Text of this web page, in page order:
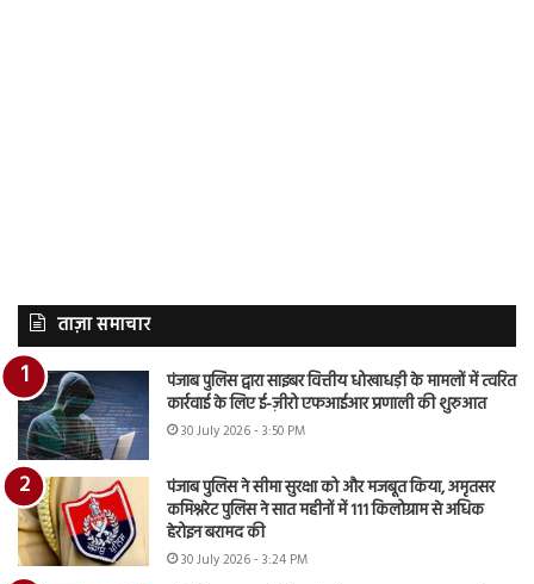
ताज़ा समाचार
पंजाब पुलिस द्वारा साइबर वित्तीय धोखाधड़ी के मामलों में त्वरित
कार्रवाई के लिए ई-ज़ीरो एफआईआर प्रणाली की शुरुआत
30 July 2026 - 3:50 PM
पंजाब पुलिस ने सीमा सुरक्षा को और मजबूत किया, अमृतसर
कमिश्नरेट पुलिस ने सात महीनों में 111 किलोग्राम से अधिक
हेरोइन बरामद की
30 July 2026 - 3:24 PM